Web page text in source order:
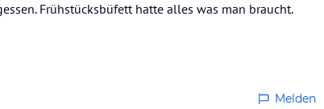
Frühstücksbüfett hatte alles was man braucht.
Melden